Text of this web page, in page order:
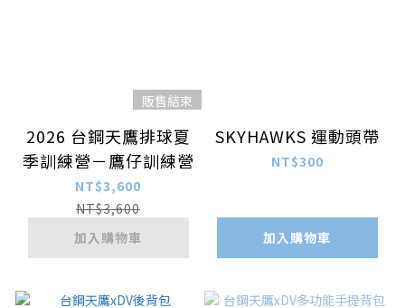
販售結束
2026 台鋼天鷹排球夏
季訓練營－鷹仔訓練營
NT$3,600
NT$3,600
加入購物車
SKYHAWKS 運動頭帶
NT$300
加入購物車